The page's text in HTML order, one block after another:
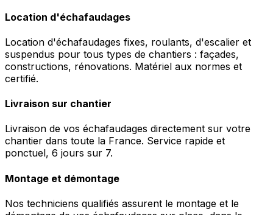
Location d'échafaudages
Location d'échafaudages fixes, roulants, d'escalier et
suspendus pour tous types de chantiers : façades,
constructions, rénovations. Matériel aux normes et
certifié.
Livraison sur chantier
Livraison de vos échafaudages directement sur votre
chantier dans toute la France. Service rapide et
ponctuel, 6 jours sur 7.
Montage et démontage
Nos techniciens qualifiés assurent le montage et le